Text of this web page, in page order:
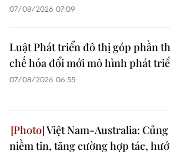
07/08/2026 07:09
Luật Phát triển đô thị góp phần
chế hóa đổi mới mô hình phát
07/08/2026 06:55
Việt Nam-Australia:
niềm tin, tăng cường hợp tác,